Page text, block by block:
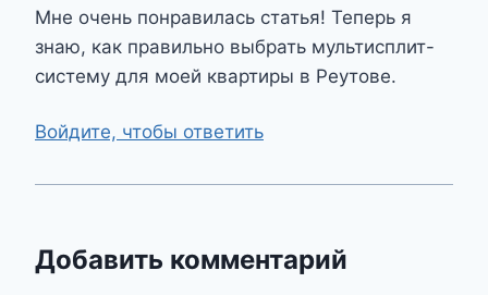
Мне очень понравилась статья! Теперь я
знаю, как правильно выбрать мультисплит-
систему для моей квартиры в Реутове.
Войдите, чтобы ответить
Добавить комментарий